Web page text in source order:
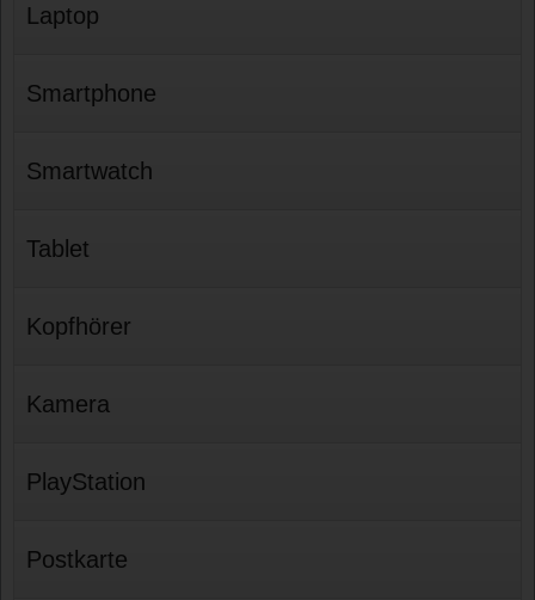
Laptop
Smartphone
Smartwatch
Tablet
Kopfhörer
Kamera
PlayStation
Postkarte